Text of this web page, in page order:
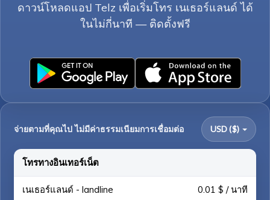
ดาวน์โหลดแอป Telz เพื่อเริ่มโทร เนเธอร์แลนด์ ได้
ในไม่กี่นาที — ติดตั้งฟรี
จ่ายตามที่คุณไป ไม่มีค่าธรรมเนียมการเชื่อมต่อ USD ($)
โทรทางอินเทอร์เน็ต
เนเธอร์แลนด์ - landline 0.01 $ / นาที